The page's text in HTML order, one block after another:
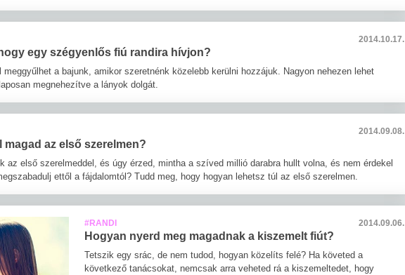
2014.10.17.
egy szégyenlős fiú randira hívjon?
a bajunk, amikor szeretnénk közelebb kerülni hozzájuk. Nagyon nehezen lehet
megnehezítve a lányok dolgát.
2014.09.08.
magad az első szerelmen?
az első szerelmeddel, és úgy érzed, mintha a szíved millió darabra hullt volna, és nem érdekel
ettől a fájdalomtól? Tudd meg, hogy hogyan lehetsz túl az első szerelmen.
#RANDI 2014.09.06.
Hogyan nyerd meg magadnak a kiszemelt fiút?
Tetszik egy srác, de nem tudod, hogyan közelíts felé? Ha követed a
következő tanácsokat, nemcsak arra veheted rá a kiszemeltedet, hogy